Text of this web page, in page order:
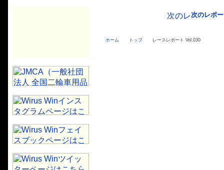
次のレポ
ホーム トップ レースレポート Vol.030